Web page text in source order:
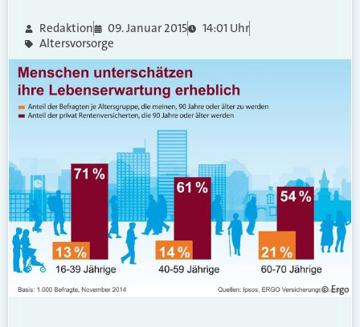
Redaktion 09. Januar 2015
14:01 Uhr
Altersvorsorge
© Ergo